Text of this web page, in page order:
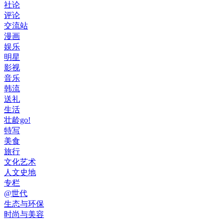
社论
评论
交流站
漫画
娱乐
明星
影视
音乐
韩流
送礼
生活
壮龄go!
特写
美食
旅行
文化艺术
人文史地
专栏
@世代
生态与环保
时尚与美容